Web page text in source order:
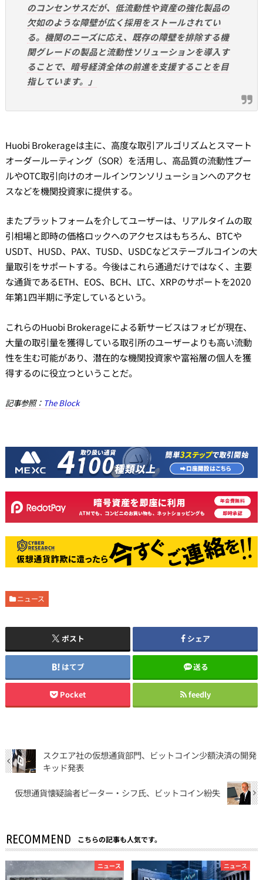
のコンセンサスだが、低流動性や資産の強化製品の
欠如のような障壁が広く採用をストールされてい
る。機関のニーズに応え、既存の障壁を排除する機
関グレードの製品と流動性ソリューションを導入す
ることで、暗号経済全体の前進を支援することを目
指しています。」
Huobi Brokerageは主に、高度な取引アルゴリズムとスマート
オーダールーティング（SOR）を活用し、高品質の流動性プー
ルやOTC取引向けのオールインワンソリューションへのアクセ
スなどを機関投資家に提供する。
またプラットフォームを介してユーザーは、リアルタイムの取
引相場と即時の価格ロックへのアクセスはもちろん、BTCや
USDT、HUSD、PAX、TUSD、USDCなどステーブルコインの大
量取引をサポートする。今後はこれら通過だけではなく、主要
な通貨であるETH、EOS、BCH、LTC、XRPのサポートを2020
年第1四半期に予定しているという。
これらのHuobi Brokerageによる新サービスはフォビが現在、
大量の取引量を獲得している取引所のユーザーよりも高い流動
性を生む可能があり、潜在的な機関投資家や富裕層の個人を獲
得するのに役立つということだ。
記事参照： The Block
ニュース
ポスト シェア
はてブ 送る
Pocket feedly
スクエア社の仮想通貨部門、ビットコイン少額決済の開発
キッド発表
仮想通貨懐疑論者ピーター・シフ氏、ビットコイン紛失
RECOMMEND こちらの記事も人気です。
ニュース ニュース